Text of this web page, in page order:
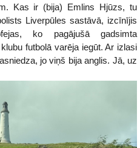
Kas ir (bija) Emlins Hjūzs, tu
Liverpūles sastāvā, izcīnījis
ko pagājušā gadsimta
futbolā varēja iegūt. Ar izlasi
jo viņš bija anglis. Jā, uz